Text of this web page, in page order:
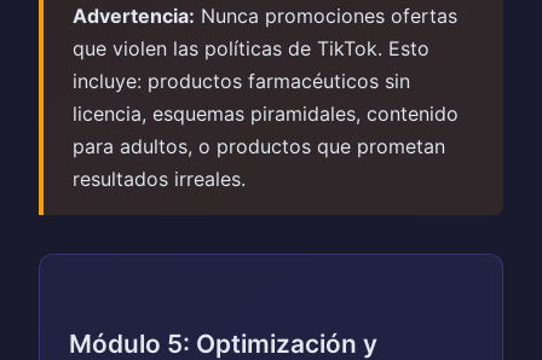
Advertencia: Nunca promociones ofertas
que violen las políticas de TikTok. Esto
incluye: productos farmacéuticos sin
licencia, esquemas piramidales, contenido
para adultos, o productos que prometan
resultados irreales.
Módulo 5: Optimización y